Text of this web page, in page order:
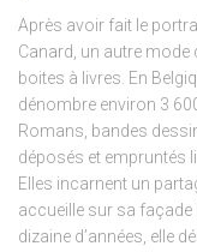
Après avoir fait le
Canard, un autre mode
boites à livres. En
dénombre environ 3
Romans, bandes
déposés et empruntés
Elles incarnent un
accueille sur sa façade
dizaine d’années, elle